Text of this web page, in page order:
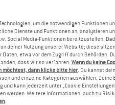
um die notwendigen Funktionen
Dienste und Funktionen an, analysieren
Social Media-Funktionen bereitzustellen.
deiner Nutzung unserer Website; diese
etwa vor dem Zugriff durch Behörden.
dass wir so verfahren. Wenn du keine
möchtest, dann klicke bitte hier. Du kannst
und einzelne Kategorien auswählen.
kann jederzeit unter „Cookie
werden. Weitere Informationen, auch zu
.